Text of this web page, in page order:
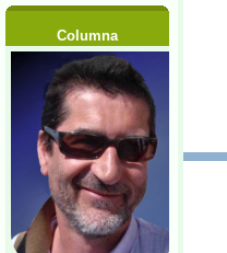
Columna